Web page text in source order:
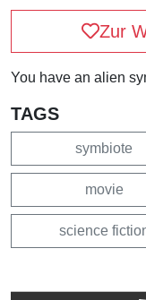
Zur
You have an alien
TAGS
symbiote
movie
science